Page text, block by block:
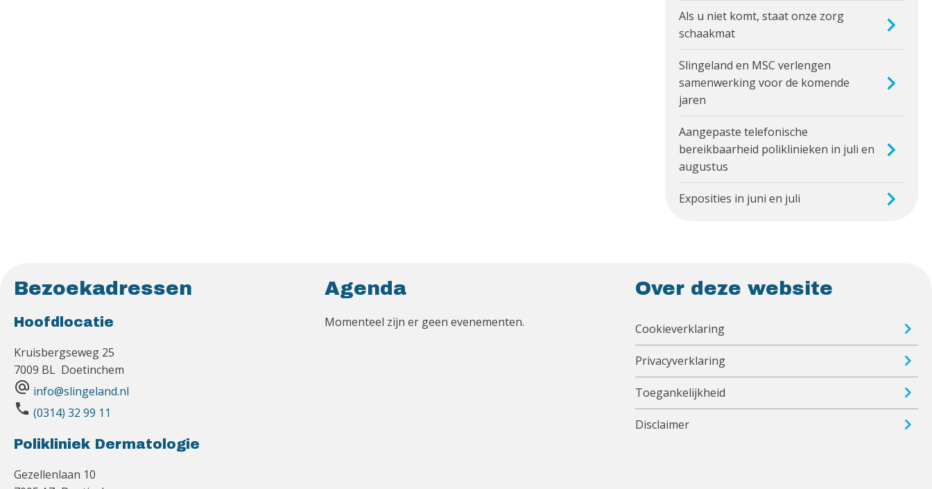
Als u niet komt, staat onze zorg
schaakmat
Slingeland en MSC verlengen
samenwerking voor de komende
jaren
Aangepaste telefonische
bereikbaarheid poliklinieken in juli en
augustus
Exposities in juni en juli
Bezoekadressen
Hoofdlocatie
Kruisbergseweg 25
7009 BL Doetinchem
alternate_email info@slingeland.nl
phone (0314) 32 99 11
Polikliniek Dermatologie
Gezellenlaan 10
Agenda
Momenteel zijn er geen evenementen.
Over deze website
Cookieverklaring
Privacyverklaring
Toegankelijkheid
Disclaimer